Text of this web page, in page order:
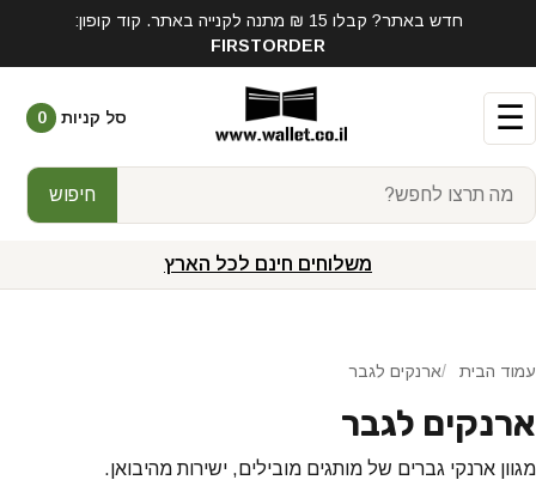
חדש באתר? קבלו 15 ₪ מתנה לקנייה באתר. קוד קופון:
FIRSTORDER
☰
חיפוש
סל קניות 0
משלוחים חינם לכל הארץ
עמוד הבית ארנקים לגבר
ארנקים לגבר
מגוון ארנקי גברים של מותגים מובילים, ישירות מהיבואן.